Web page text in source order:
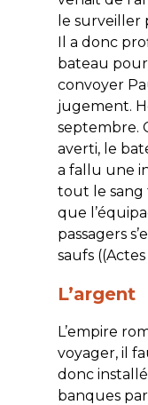
le surveiller
Il a donc
bateau pour
convoyer
jugement.
septembre.
averti, le
a fallu une
tout le sang
que
passagers
saufs ((Actes
L’argent
L’empire
voyager, il
donc
banques